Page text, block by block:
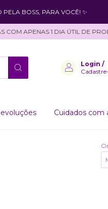
BOSS, PARA VOCÊ! ✨
APENAS 1 DIA ÚTIL DE
Login /
Cuidados com